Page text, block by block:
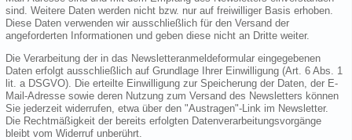
sind. Weitere Daten werden nicht bzw. nur auf freiwilliger Basis erhoben.
Diese Daten verwenden wir ausschließlich für den Versand der
angeforderten Informationen und geben diese nicht an Dritte weiter.
Die Verarbeitung der in das Newsletteranmeldeformular eingegebenen
Daten erfolgt ausschließlich auf Grundlage Ihrer Einwilligung (Art. 6 Abs. 1
lit. a DSGVO). Die erteilte Einwilligung zur Speicherung der Daten, der E-
Mail-Adresse sowie deren Nutzung zum Versand des Newsletters können
Sie jederzeit widerrufen, etwa über den "Austragen"-Link im Newsletter.
Die Rechtmäßigkeit der bereits erfolgten Datenverarbeitungsvorgänge
bleibt vom Widerruf unberührt.